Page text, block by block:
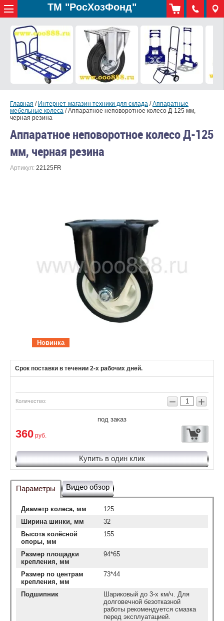
ТМ "РосХозФонд"
Главная / Интернет-магазин техники для склада /Аппаратные
мебельные колеса /Аппаратное неповоротное колесо Д-125 мм,
черная резина
Аппаратное неповоротное колесо Д-125
мм, черная резина
Артикул: 22125FR
Новинка
Срок поставки в течении 2-х рабочих дней.
Количество: − +
под заказ
360 руб.
Купить в один клик
Параметры Видео обзор
Диаметр колеса, мм
125
Ширина шинки, мм
32
Высота колёсной
опоры, мм
155
Размер площадки
крепления, мм
94*65
Размер по центрам
крепления, мм
73*44
Подшипник
Шариковый до 3-х км/ч. Для
долговечной безотказной
работы рекомендуется смазка
перед эксплуатацией.